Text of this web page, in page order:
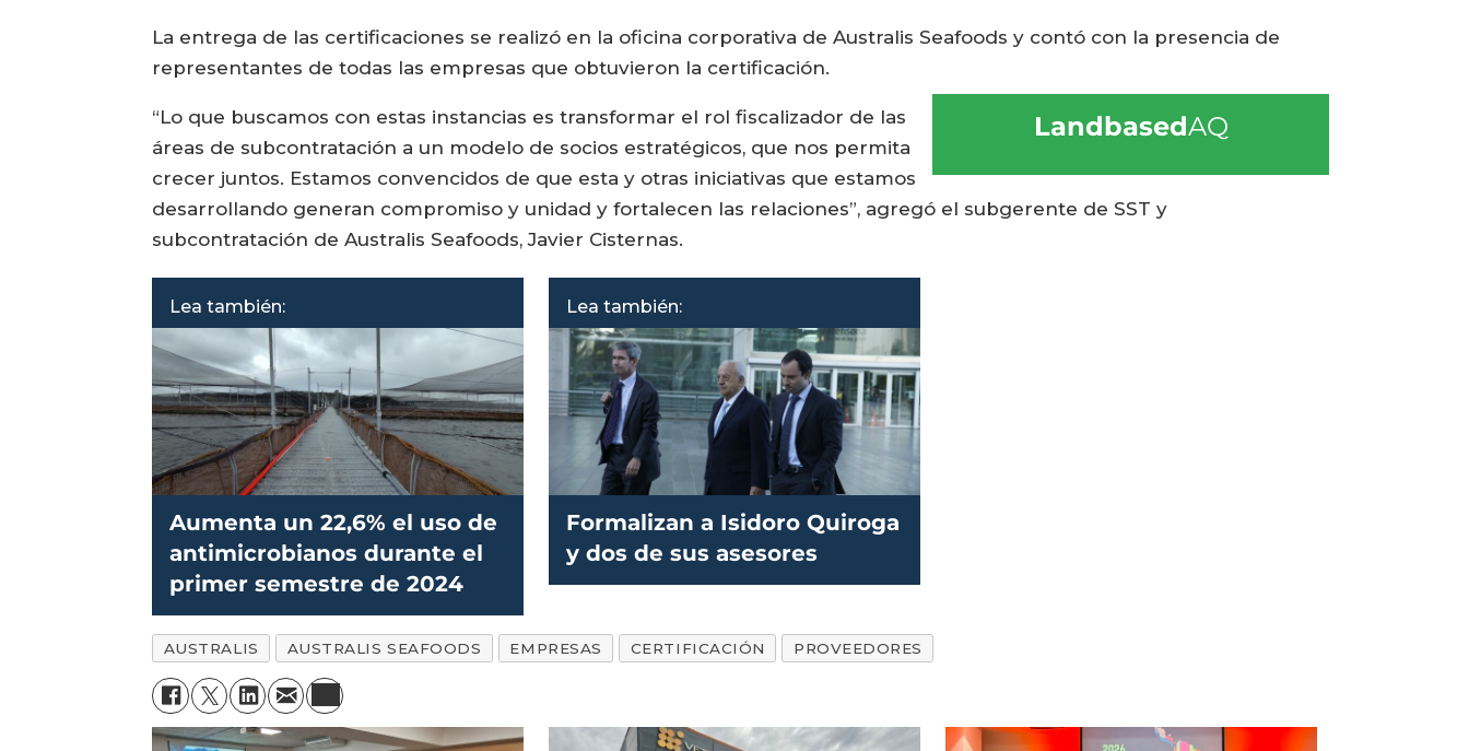
La entrega de las certificaciones se realizó en la oficina corporativa de Australis Seafoods y contó con la presencia de
representantes de todas las empresas que obtuvieron la certificación.
LandbasedAQ
“Lo que buscamos con estas instancias es transformar el rol fiscalizador de las
áreas de subcontratación a un modelo de socios estratégicos, que nos permita
crecer juntos. Estamos convencidos de que esta y otras iniciativas que estamos
desarrollando generan compromiso y unidad y fortalecen las relaciones”, agregó el subgerente de SST y
subcontratación de Australis Seafoods, Javier Cisternas.
Lea también:
Aumenta un 22,6% el uso de
antimicrobianos durante el
primer semestre de 2024
Lea también:
Formalizan a Isidoro Quiroga
y dos de sus asesores
AUSTRALIS AUSTRALIS SEAFOODS EMPRESAS CERTIFICACIÓN PROVEEDORES